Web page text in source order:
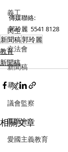
義工
民生
立法會
新聞稿
暴力
議會監察
區議會
愛國主義教育
傳媒聯絡:
郭玲麗  5541 8128
新聞稿郭玲麗
教育
新聞稿
相關文章